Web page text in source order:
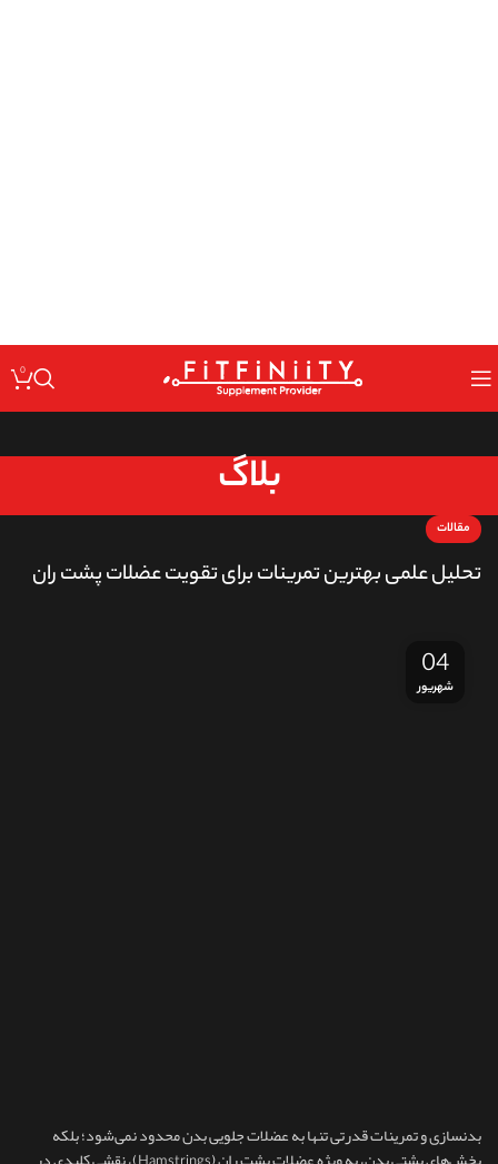
0
بلاگ
مقالات
تحلیل علمی بهترین تمرینات برای تقویت عضلات پشت ران
04
شهریور
بدنسازی و تمرینات قدرتی تنها به عضلات جلویی بدن محدود نمی‌شود؛ بلکه